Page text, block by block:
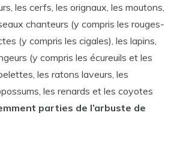
les cerfs, les orignaux, les moutons,
chanteurs (y compris les rouges-
(y compris les cigales), les lapins,
(y compris les écureuils et les
les ratons laveurs, les
les renards et les coyotes
parties de l’arbuste de